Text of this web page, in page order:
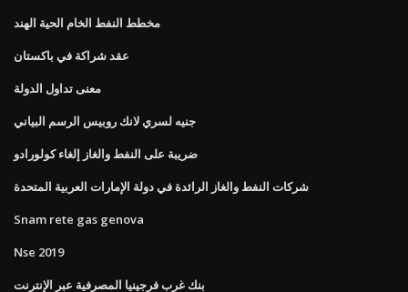
مخطط النفط الخام الحية الهند
عقد شراكة في باكستان
معنى تداول الدولة
جنيه لسري لانك روبيس الرسم البياني
ضريبة على النفط والغاز إلغاء كولورادو
شركات النفط والغاز الرائدة في دولة الإمارات العربية المتحدة
Snam rete gas genova
Nse 2019
بنك غرب فرجينيا المصرفية عبر الإنترنت